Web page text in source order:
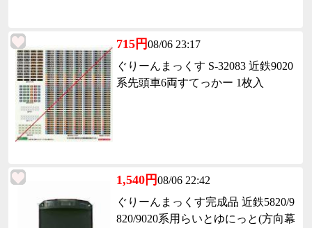
715円08/06 23:17
ぐりーんまっくす S-32083 近鉄9020
系先頭車6両すてっかー 1枚入
1,540円08/06 22:42
ぐりーんまっくす完成品 近鉄5820/9
820/9020系用らいとゆにっと(方向幕